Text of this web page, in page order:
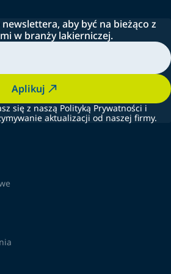
newslettera, aby być na bieżąco z
w branży lakierniczej.
Aplikuj
się z naszą Polityką Prywatności i
aktualizacji od naszej firmy.